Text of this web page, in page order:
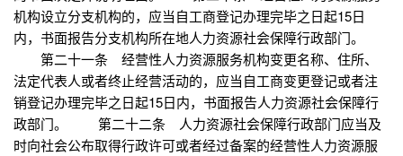
机构设立分支机构的，应当自工商登记办理完毕之日起15日
内，书面报告分支机构所在地人力资源社会保障行政部门。
第二十一条 经营性人力资源服务机构变更名称、住所、
法定代表人或者终止经营活动的，应当自工商变更登记或者注
销登记办理完毕之日起15日内，书面报告人力资源社会保障行
政部门。 第二十二条 人力资源社会保障行政部门应当及
时向社会公布取得行政许可或者经过备案的经营性人力资源服